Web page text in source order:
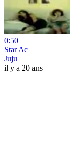
0:50
Star Ac
Juju
il y a 20 ans